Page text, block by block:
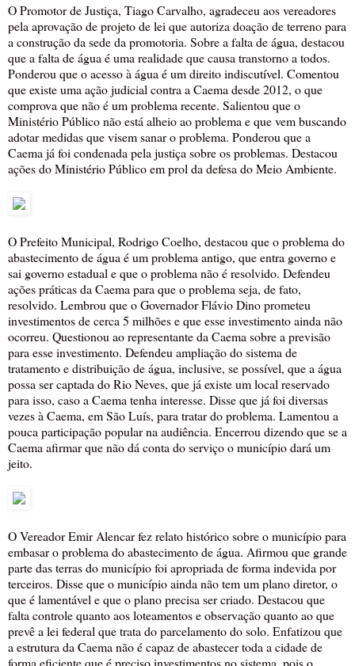
O Promotor de Justiça, Tiago Carvalho, agradeceu aos vereadores
pela aprovação de projeto de lei que autoriza doação de terreno para
a construção da sede da promotoria. Sobre a falta de água, destacou
que a falta de água é uma realidade que causa transtorno a todos.
Ponderou que o acesso à água é um direito indiscutível. Comentou
que existe uma ação judicial contra a Caema desde 2012, o que
comprova que não é um problema recente. Salientou que o
Ministério Público não está alheio ao problema e que vem buscando
adotar medidas que visem sanar o problema. Ponderou que a
Caema já foi condenada pela justiça sobre os problemas. Destacou
ações do Ministério Público em prol da defesa do Meio Ambiente.
O Prefeito Municipal, Rodrigo Coelho, destacou que o problema do
abastecimento de água é um problema antigo, que entra governo e
sai governo estadual e que o problema não é resolvido. Defendeu
ações práticas da Caema para que o problema seja, de fato,
resolvido. Lembrou que o Governador Flávio Dino prometeu
investimentos de cerca 5 milhões e que esse investimento ainda não
ocorreu. Questionou ao representante da Caema sobre a previsão
para esse investimento. Defendeu ampliação do sistema de
tratamento e distribuição de água, inclusive, se possível, que a água
possa ser captada do Rio Neves, que já existe um local reservado
para isso, caso a Caema tenha interesse. Disse que já foi diversas
vezes à Caema, em São Luís, para tratar do problema. Lamentou a
pouca participação popular na audiência. Encerrou dizendo que se a
Caema afirmar que não dá conta do serviço o município dará um
jeito.
O Vereador Emir Alencar fez relato histórico sobre o município para
embasar o problema do abastecimento de água. Afirmou que grande
parte das terras do município foi apropriada de forma indevida por
terceiros. Disse que o município ainda não tem um plano diretor, o
que é lamentável e que o plano precisa ser criado. Destacou que
falta controle quanto aos loteamentos e observação quanto ao que
prevê a lei federal que trata do parcelamento do solo. Enfatizou que
a estrutura da Caema não é capaz de abastecer toda a cidade de
forma eficiente,que é preciso investimentos no sistema, pois o